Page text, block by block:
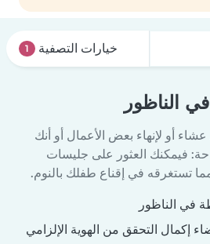
خيارات التصفية 1
الناظور
أو لإنهاء بعض الأعمال أو أنك
فيمكنك العثور على جليسات
تستغرقه في إقناع طفلك بالنوم.
إكمال التحقق من الهوية الإلزامي